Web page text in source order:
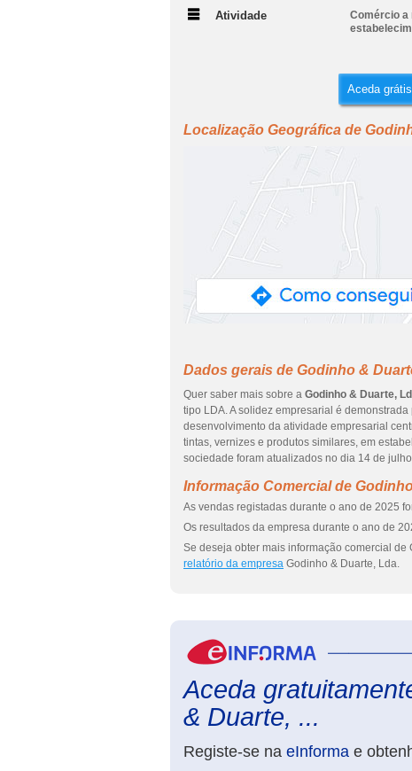
Atividade
Comércio a
Aceda
Localização Geográfica de
Dados gerais de Godinho &
Quer saber mais sobre a Godinho & Duarte,
tipo LDA. A solidez empresarial é
desenvolvimento da atividade empresarial
tintas, vernizes e produtos similares, em
sociedade foram atualizados no dia 14 de
Informação Comercial de
As vendas registadas durante o ano de 2025
Os resultados da empresa durante o ano de
Se deseja obter mais informação comercial de
relatório da empresa Godinho & Duarte, Lda.
Aceda
& Duarte, ...
Registe-se na eInforma e